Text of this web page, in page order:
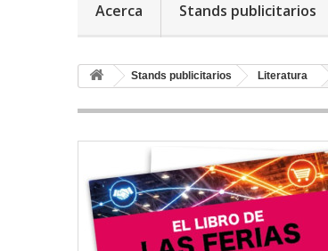
Acerca Stands publicitarios
Stands publicitarios Literatura